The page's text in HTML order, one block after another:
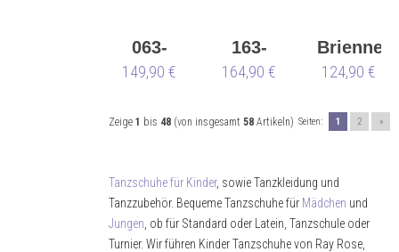
063-
029-
149,90 €
163-
224-
164,90 €
Brienne
124,90 €
Zeige 1 bis 48 (von insgesamt 58 Artikeln) Seiten: 1 2 »
Tanzschuhe für Kinder, sowie Tanzkleidung und
Tanzzubehör. Bequeme Tanzschuhe für Mädchen und
Jungen , ob für Standard oder Latein, Tanzschule oder
Turnier. Wir führen Kinder Tanzschuhe von Ray Rose,